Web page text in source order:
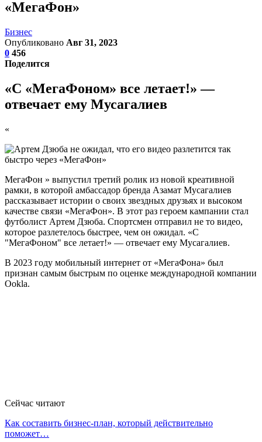
«МегаФон»
Бизнес
Опубликовано Авг 31, 2023
0 456
Поделится
«С «МегаФоном» все летает!» —
отвечает ему Мусагалиев
«
МегаФон » выпустил третий ролик из новой креативной
рамки, в которой амбассадор бренда Азамат Мусагалиев
рассказывает истории о своих звездных друзьях и высоком
качестве связи «МегаФон». В этот раз героем кампании стал
футболист Артем Дзюба. Спортсмен отправил не то видео,
которое разлетелось быстрее, чем он ожидал. «С
"МегаФоном" все летает!» — отвечает ему Мусагалиев.
В 2023 году мобильный интернет от «МегаФона» был
признан самым быстрым по оценке международной компании
Ookla.
Сейчас читают
Как составить бизнес-план, который действительно
поможет…